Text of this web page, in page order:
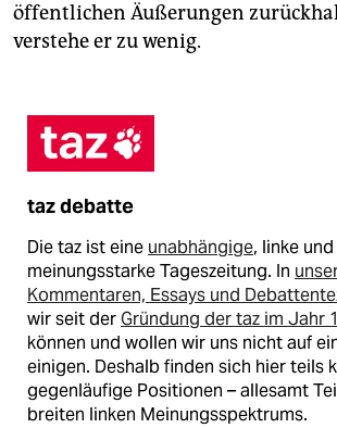
öffentlichen Äußerungen
verstehe er zu wenig.
taz debatte
Die taz ist eine unabhängige, linke und
meinungsstarke Tageszeitung. In
Kommentaren, Essays und
wir seit derGründung der taz im Jahr
können und wollen wir uns nicht auf
einigen. Deshalb finden sich hier teils
gegenläufige Positionen – allesamt
breiten linken Meinungsspektrums.